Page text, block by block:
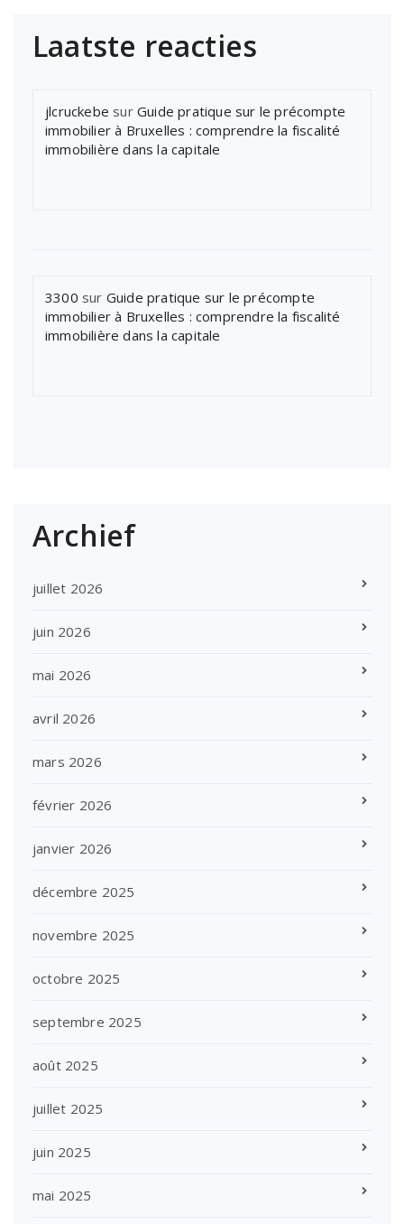
Laatste reacties
jlcruckebe sur Guide pratique sur le précompte
immobilier à Bruxelles : comprendre la fiscalité
immobilière dans la capitale
3300 sur Guide pratique sur le précompte
immobilier à Bruxelles : comprendre la fiscalité
immobilière dans la capitale
Archief
juillet 2026
juin 2026
mai 2026
avril 2026
mars 2026
février 2026
janvier 2026
décembre 2025
novembre 2025
octobre 2025
septembre 2025
août 2025
juillet 2025
juin 2025
mai 2025